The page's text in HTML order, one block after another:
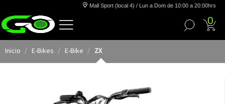
Mall Sport (local 4) / Lun a Dom de 10:00 a 20:00hrs
0
Inicio E-Bikes E-Bike ZX